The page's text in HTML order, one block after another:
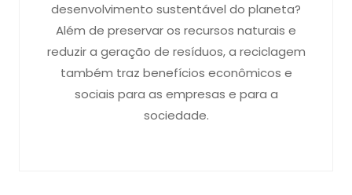
desenvolvimento sustentável do planeta?
Além de preservar os recursos naturais e
reduzir a geração de resíduos, a reciclagem
também traz benefícios econômicos e
sociais para as empresas e para a
sociedade.